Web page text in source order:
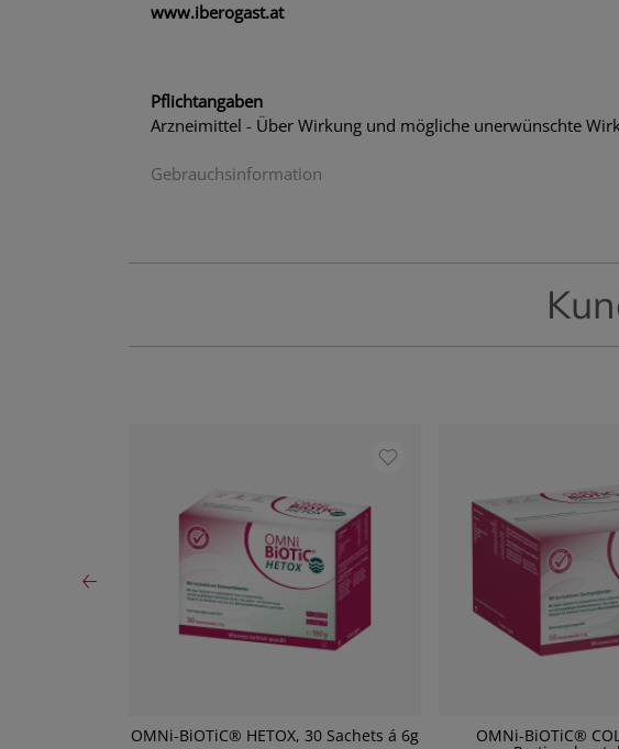
www.iberogast.at
Pflichtangaben
Arzneimittel - Über Wirkung und mögliche unerwünschte
Gebrauchsinformation
OMNi-BiOTiC® HETOX, 30 Sachets á 6g
OMNi-BiOTiC®